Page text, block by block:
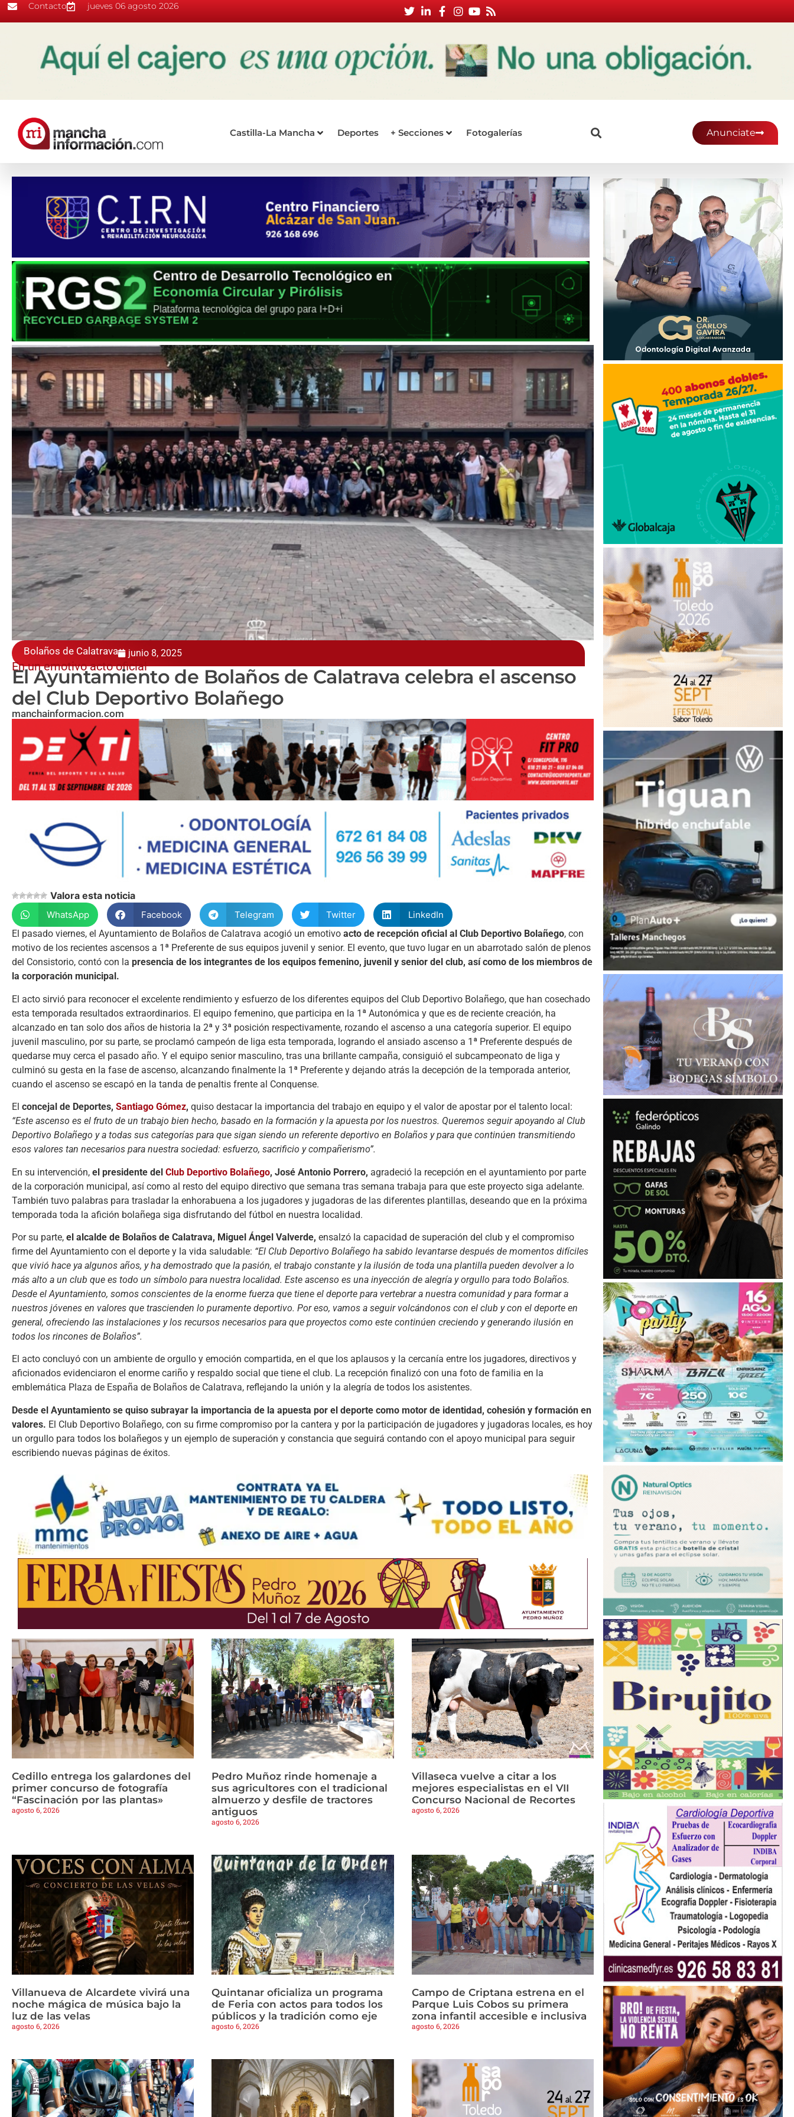
Contacto jueves 06 agosto 2026
Castilla-La Mancha Deportes + Secciones Fotogalerías Anunciate
Bolaños de Calatrava junio 8, 2025
En un emotivo acto oficial
El Ayuntamiento de Bolaños de Calatrava celebra el ascenso
del Club Deportivo Bolañego
manchainformacion.com
Valora esta noticia
WhatsApp Facebook Telegram Twitter
LinkedIn
El pasado viernes, el Ayuntamiento de Bolaños de Calatrava acogió un emotivo acto de recepción oficial al Club Deportivo Bolañego, con
motivo de los recientes ascensos a 1ª Preferente de sus equipos juvenil y senior. El evento, que tuvo lugar en un abarrotado salón de plenos
del Consistorio, contó con la presencia de los integrantes de los equipos femenino, juvenil y senior del club, así como de los miembros de
la corporación municipal.
El acto sirvió para reconocer el excelente rendimiento y esfuerzo de los diferentes equipos del Club Deportivo Bolañego, que han cosechado
esta temporada resultados extraordinarios. El equipo femenino, que participa en la 1ª Autonómica y que es de reciente creación, ha
alcanzado en tan solo dos años de historia la 2ª y 3ª posición respectivamente, rozando el ascenso a una categoría superior. El equipo
juvenil masculino, por su parte, se proclamó campeón de liga esta temporada, logrando el ansiado ascenso a 1ª Preferente después de
quedarse muy cerca el pasado año. Y el equipo senior masculino, tras una brillante campaña, consiguió el subcampeonato de liga y
culminó su gesta en la fase de ascenso, alcanzando finalmente la 1ª Preferente y dejando atrás la decepción de la temporada anterior,
cuando el ascenso se escapó en la tanda de penaltis frente al Conquense.
El concejal de Deportes, Santiago Gómez, quiso destacar la importancia del trabajo en equipo y el valor de apostar por el talento local:
“Este ascenso es el fruto de un trabajo bien hecho, basado en la formación y la apuesta por los nuestros. Queremos seguir apoyando al Club
Deportivo Bolañego y a todas sus categorías para que sigan siendo un referente deportivo en Bolaños y para que continúen transmitiendo
esos valores tan necesarios para nuestra sociedad: esfuerzo, sacrificio y compañerismo”.
En su intervención, el presidente del Club Deportivo Bolañego, José Antonio Porrero, agradeció la recepción en el ayuntamiento por parte
de la corporación municipal, así como al resto del equipo directivo que semana tras semana trabaja para que este proyecto siga adelante.
También tuvo palabras para trasladar la enhorabuena a los jugadores y jugadoras de las diferentes plantillas, deseando que en la próxima
temporada toda la afición bolañega siga disfrutando del fútbol en nuestra localidad.
Por su parte, el alcalde de Bolaños de Calatrava, Miguel Ángel Valverde, ensalzó la capacidad de superación del club y el compromiso
firme del Ayuntamiento con el deporte y la vida saludable: “El Club Deportivo Bolañego ha sabido levantarse después de momentos difíciles
que vivió hace ya algunos años, y ha demostrado que la pasión, el trabajo constante y la ilusión de toda una plantilla pueden devolver a lo
más alto a un club que es todo un símbolo para nuestra localidad. Este ascenso es una inyección de alegría y orgullo para todo Bolaños.
Desde el Ayuntamiento, somos conscientes de la enorme fuerza que tiene el deporte para vertebrar a nuestra comunidad y para formar a
nuestros jóvenes en valores que trascienden lo puramente deportivo. Por eso, vamos a seguir volcándonos con el club y con el deporte en
general, ofreciendo las instalaciones y los recursos necesarios para que proyectos como este continúen creciendo y generando ilusión en
todos los rincones de Bolaños”.
El acto concluyó con un ambiente de orgullo y emoción compartida, en el que los aplausos y la cercanía entre los jugadores, directivos y
aficionados evidenciaron el enorme cariño y respaldo social que tiene el club. La recepción finalizó con una foto de familia en la
emblemática Plaza de España de Bolaños de Calatrava, reflejando la unión y la alegría de todos los asistentes.
Desde el Ayuntamiento se quiso subrayar la importancia de la apuesta por el deporte como motor de identidad, cohesión y formación en
valores. El Club Deportivo Bolañego, con su firme compromiso por la cantera y por la participación de jugadores y jugadoras locales, es hoy
un orgullo para todos los bolañegos y un ejemplo de superación y constancia que seguirá contando con el apoyo municipal para seguir
escribiendo nuevas páginas de éxitos.
Cedillo entrega los galardones del
primer concurso de fotografía
“Fascinación por las plantas»
agosto 6, 2026
Pedro Muñoz rinde homenaje a
sus agricultores con el tradicional
almuerzo y desfile de tractores
antiguos
agosto 6, 2026
Villaseca vuelve a citar a los
mejores especialistas en el VII
Concurso Nacional de Recortes
agosto 6, 2026
Villanueva de Alcardete vivirá una
noche mágica de música bajo la
luz de las velas
agosto 6, 2026
Quintanar oficializa un programa
de Feria con actos para todos los
públicos y la tradición como eje
agosto 6, 2026
Campo de Criptana estrena en el
Parque Luis Cobos su primera
zona infantil accesible e inclusiva
agosto 6, 2026